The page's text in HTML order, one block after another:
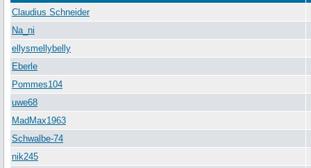
Claudius Schneider
Na_ni
ellysmellybelly
Eberle
Pommes104
uwe68
MadMax1963
Schwalbe-74
nik245